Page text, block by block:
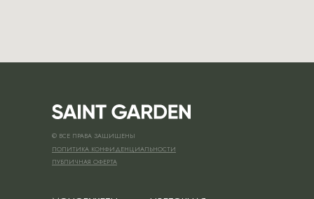
© ВСЕ ПРАВА ЗАЩИЩЕНЫ
ПОЛИТИКА КОНФИДЕНЦИАЛЬНОСТИ
ПУБЛИЧНАЯ ОФЕРТА